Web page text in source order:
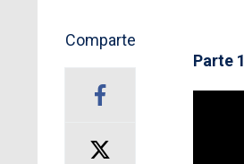
Comparte
Parte 1